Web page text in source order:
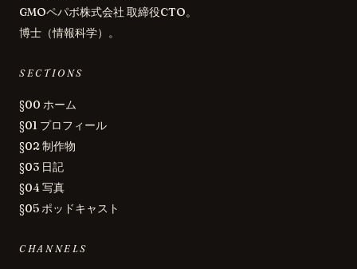
GMOペパボ株式会社 取締役CTO。
博士（情報科学）。
SECTIONS
§00 ホーム
§01 プロフィール
§02 制作物
§03 日記
§04 写真
§05 ポッドキャスト
CHANNELS